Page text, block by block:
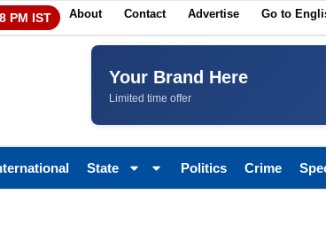
PM IST About Contact Advertise Go to
Your Brand Here
Limited time offer
State Politics Crime